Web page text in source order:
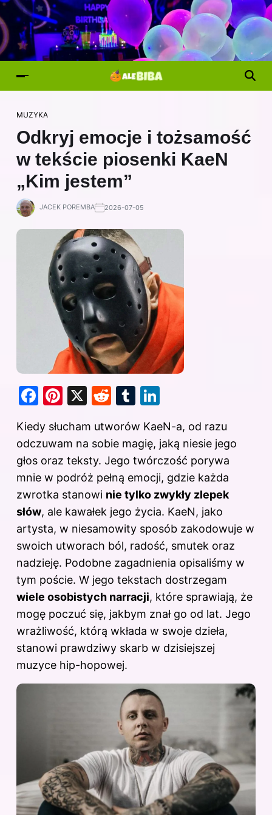
MUZYKA
Odkryj emocje i tożsamość
w tekście piosenki KaeN
„Kim jestem”
JACEK POREMBA 2026-07-05
F
c
e
b
o
o
k
Pi
er
e
st
X
R
d
di
t
T
m
bl
r
k
e
dI
n
Kiedy słucham utworów KaeN-a, od razu
odczuwam na sobie magię, jaką niesie jego
głos oraz teksty. Jego twórczość porywa
mnie w podróż pełną emocji, gdzie każda
zwrotka stanowi nie tylko zwykły zlepek
słów, ale kawałek jego życia. KaeN, jako
artysta, w niesamowity sposób zakodowuje w
swoich utworach ból, radość, smutek oraz
nadzieję. Podobne zagadnienia opisaliśmy w
tym poście. W jego tekstach dostrzegam
wiele osobistych narracji, które sprawiają, że
mogę poczuć się, jakbym znał go od lat. Jego
wrażliwość, którą wkłada w swoje dzieła,
stanowi prawdziwy skarb w dzisiejszej
muzyce hip-hopowej.